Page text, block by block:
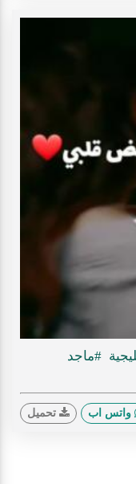
#ماجد
واتس اب تحميل